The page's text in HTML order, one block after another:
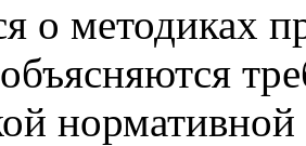
о методиках